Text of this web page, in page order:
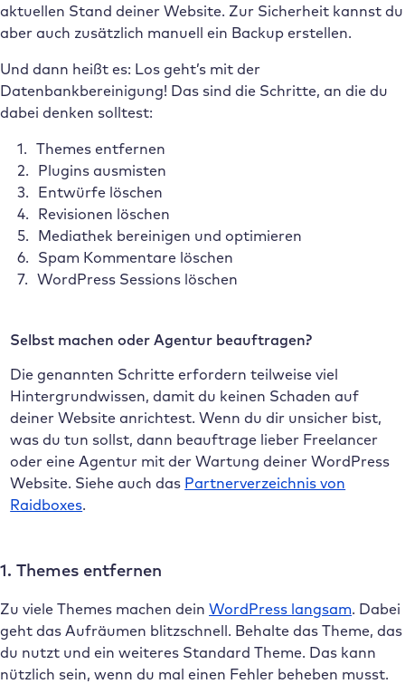
aktuellen Stand deiner Website. Zur Sicherheit kannst du
aber auch zusätzlich manuell ein Backup erstellen.
Und dann heißt es: Los geht’s mit der
Datenbankbereinigung! Das sind die Schritte, an die du
dabei denken solltest:
Themes entfernen
Plugins ausmisten
Entwürfe löschen
Revisionen löschen
Mediathek bereinigen und optimieren
Spam Kommentare löschen
WordPress Sessions löschen
Selbst machen oder Agentur beauftragen?
Die genannten Schritte erfordern teilweise viel
Hintergrundwissen, damit du keinen Schaden auf
deiner Website anrichtest. Wenn du dir unsicher bist,
was du tun sollst, dann beauftrage lieber Freelancer
oder eine Agentur mit der Wartung deiner WordPress
Website. Siehe auch das Partnerverzeichnis von
Raidboxes.
1. Themes entfernen
Zu viele Themes machen dein WordPress langsam. Dabei
geht das Aufräumen blitzschnell. Behalte das Theme, das
du nutzt und ein weiteres Standard Theme. Das kann
nützlich sein, wenn du mal einen Fehler beheben musst.